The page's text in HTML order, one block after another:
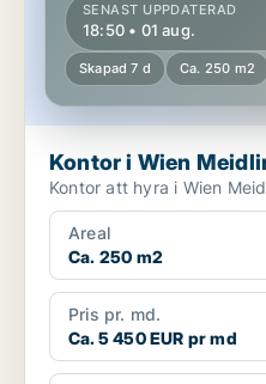
SENAST UPPDATERAD
18:50 • 01 aug.
Skapad 7 d Ca. 250 m2
Kontor i Wien
Kontor att hyra i Wien
Areal
Ca. 250 m2
Pris pr. md.
Ca. 5 450 EUR pr md